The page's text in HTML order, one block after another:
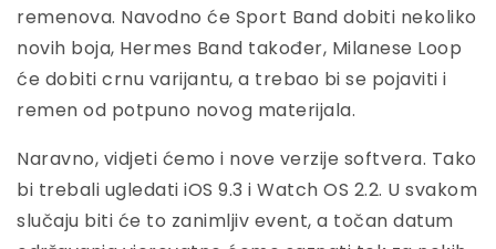
remenova. Navodno će Sport Band dobiti nekoliko
novih boja, Hermes Band također, Milanese Loop
će dobiti crnu varijantu, a trebao bi se pojaviti i
remen od potpuno novog materijala.
Naravno, vidjeti ćemo i nove verzije softvera. Tako
bi trebali ugledati iOS 9.3 i Watch OS 2.2. U svakom
slučaju biti će to zanimljiv event, a točan datum